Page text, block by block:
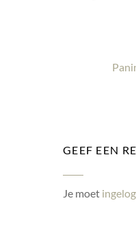
GEEF EEN
Je moet